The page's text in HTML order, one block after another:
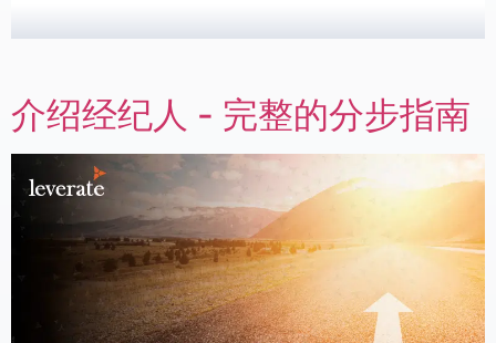
介绍经纪人 - 完整的分步指南